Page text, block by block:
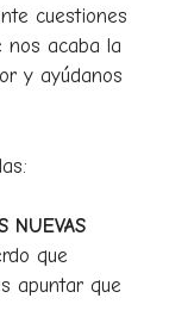
cuestiones
nos acaba la
y ayúdanos
NUEVAS
que
apuntar que